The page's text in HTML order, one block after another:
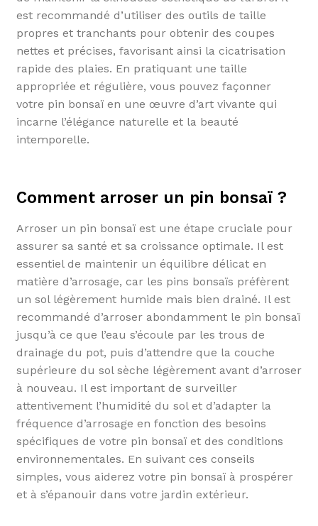
est recommandé d’utiliser des outils de taille
propres et tranchants pour obtenir des coupes
nettes et précises, favorisant ainsi la cicatrisation
rapide des plaies. En pratiquant une taille
appropriée et régulière, vous pouvez façonner
votre pin bonsaï en une œuvre d’art vivante qui
incarne l’élégance naturelle et la beauté
intemporelle.
Comment arroser un pin bonsaï ?
Arroser un pin bonsaï est une étape cruciale pour
assurer sa santé et sa croissance optimale. Il est
essentiel de maintenir un équilibre délicat en
matière d’arrosage, car les pins bonsaïs préfèrent
un sol légèrement humide mais bien drainé. Il est
recommandé d’arroser abondamment le pin bonsaï
jusqu’à ce que l’eau s’écoule par les trous de
drainage du pot, puis d’attendre que la couche
supérieure du sol sèche légèrement avant d’arroser
à nouveau. Il est important de surveiller
attentivement l’humidité du sol et d’adapter la
fréquence d’arrosage en fonction des besoins
spécifiques de votre pin bonsaï et des conditions
environnementales. En suivant ces conseils
simples, vous aiderez votre pin bonsaï à prospérer
et à s’épanouir dans votre jardin extérieur.